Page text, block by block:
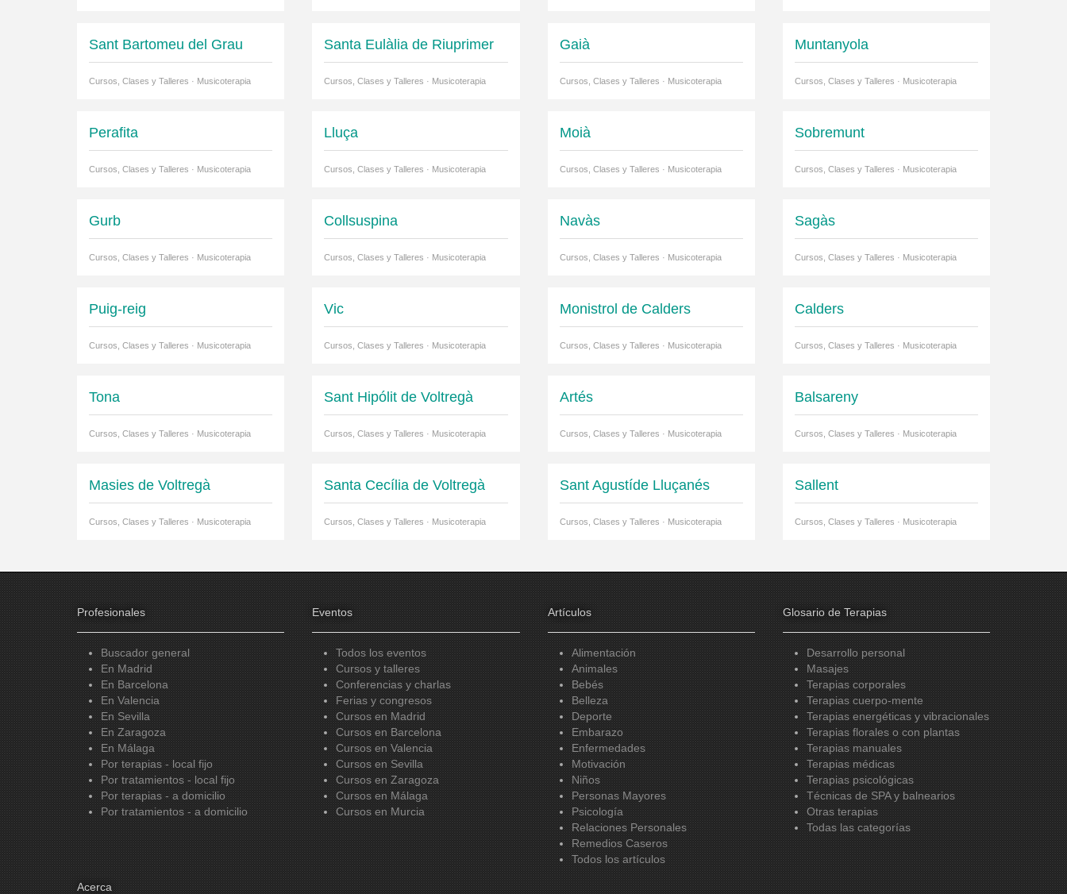
Sant Bartomeu del Grau
Cursos, Clases y Talleres · Musicoterapia
Santa Eulàlia de Riuprimer
Cursos, Clases y Talleres · Musicoterapia
Gaià
Cursos, Clases y Talleres · Musicoterapia
Muntanyola
Cursos, Clases y Talleres · Musicoterapia
Perafita
Cursos, Clases y Talleres · Musicoterapia
Lluça
Cursos, Clases y Talleres · Musicoterapia
Moià
Cursos, Clases y Talleres · Musicoterapia
Sobremunt
Cursos, Clases y Talleres · Musicoterapia
Gurb
Cursos, Clases y Talleres · Musicoterapia
Collsuspina
Cursos, Clases y Talleres · Musicoterapia
Navàs
Cursos, Clases y Talleres · Musicoterapia
Sagàs
Cursos, Clases y Talleres · Musicoterapia
Puig-reig
Cursos, Clases y Talleres · Musicoterapia
Vic
Cursos, Clases y Talleres · Musicoterapia
Monistrol de Calders
Cursos, Clases y Talleres · Musicoterapia
Calders
Cursos, Clases y Talleres · Musicoterapia
Tona
Cursos, Clases y Talleres · Musicoterapia
Sant Hipólit de Voltregà
Cursos, Clases y Talleres · Musicoterapia
Artés
Cursos, Clases y Talleres · Musicoterapia
Balsareny
Cursos, Clases y Talleres · Musicoterapia
Masies de Voltregà
Cursos, Clases y Talleres · Musicoterapia
Santa Cecília de Voltregà
Cursos, Clases y Talleres · Musicoterapia
Sant Agustíde Lluçanés
Cursos, Clases y Talleres · Musicoterapia
Sallent
Cursos, Clases y Talleres · Musicoterapia
Profesionales
Buscador general
En Madrid
En Barcelona
En Valencia
En Sevilla
En Zaragoza
En Málaga
Por terapias - local fijo
Por tratamientos - local fijo
Por terapias - a domicilio
Por tratamientos - a domicilio
Eventos
Todos los eventos
Cursos y talleres
Conferencias y charlas
Ferias y congresos
Cursos en Madrid
Cursos en Barcelona
Cursos en Valencia
Cursos en Sevilla
Cursos en Zaragoza
Cursos en Málaga
Cursos en Murcia
Artículos
Alimentación
Animales
Bebés
Belleza
Deporte
Embarazo
Enfermedades
Motivación
Niños
Personas Mayores
Psicología
Relaciones Personales
Remedios Caseros
Todos los artículos
Glosario de Terapias
Desarrollo personal
Masajes
Terapias corporales
Terapias cuerpo-mente
Terapias energéticas y vibracionales
Terapias florales o con plantas
Terapias manuales
Terapias médicas
Terapias psicológicas
Técnicas de SPA y balnearios
Otras terapias
Todas las categorías
Acerca